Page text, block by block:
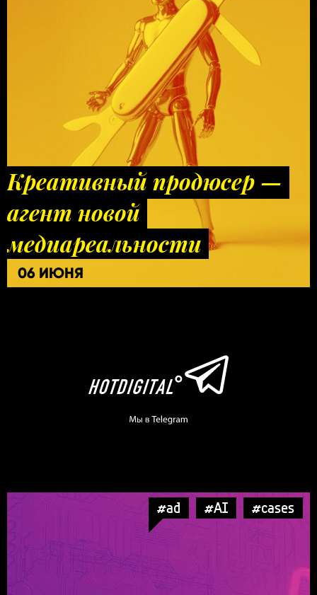
Креативный продюсер —
агент новой
медиареальности
06 ИЮНЯ
#ad #AI #cases